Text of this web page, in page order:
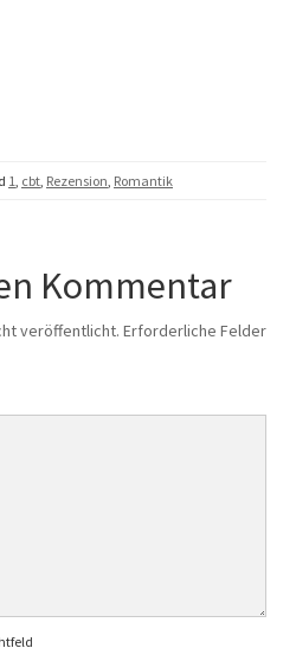
1, cbt, Rezension, Romantik
Kommentar
veröffentlicht. Erforderliche Felder